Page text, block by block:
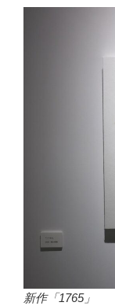
新作「1765」